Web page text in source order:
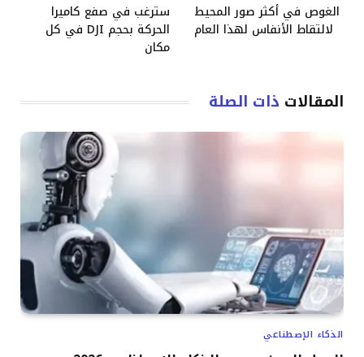
الغوص في أكثر صور المحيط
لالتقاط الأنفاس لهذا العام
سترغب في صفع كاميرا
الحركة بحجم DJI في كل
مكان
المقالات ذات الصلة
الذكاء الإصطناعي